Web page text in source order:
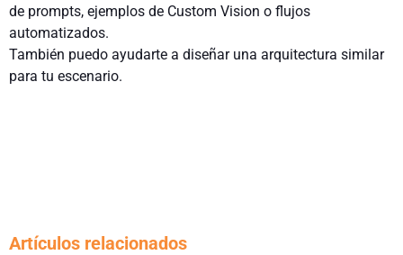
de prompts, ejemplos de Custom Vision o flujos
automatizados.
También puedo ayudarte a diseñar una arquitectura similar
para tu escenario.
Artículos relacionados